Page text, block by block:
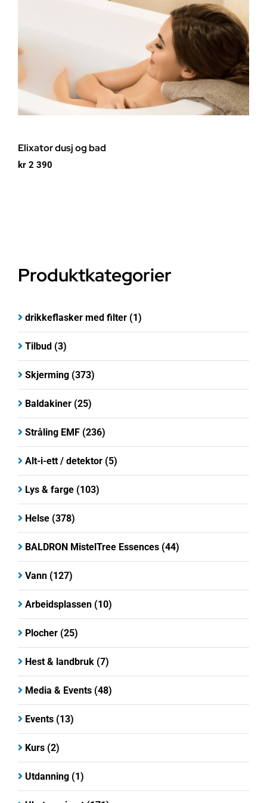
Elixator dusj og bad
kr 2 390
Produktkategorier
drikkeflasker med filter (1)
Tilbud (3)
Skjerming (373)
Baldakiner (25)
Stråling EMF (236)
Alt-i-ett / detektor (5)
Lys & farge (103)
Helse (378)
BALDRON MistelTree Essences (44)
Vann (127)
Arbeidsplassen (10)
Plocher (25)
Hest & landbruk (7)
Media & Events (48)
Events (13)
Kurs (2)
Utdanning (1)